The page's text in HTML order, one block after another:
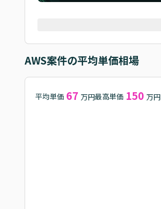
AWS案件の平均単価相場
平均単価 67 万円最高単価 150 万円